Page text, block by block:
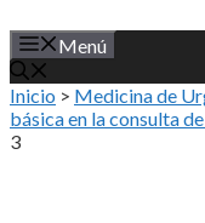
Menú
Inicio > Medicina de
básica en la consulta
3